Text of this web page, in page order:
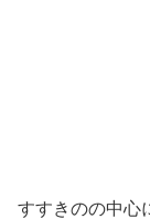
すすきのの中心